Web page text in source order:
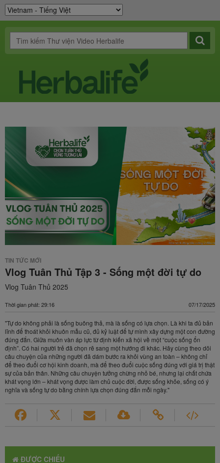
TIN TỨC MỚI
Vlog Tuân Thủ Tập 3 - Sống một đời tự do
Vlog Tuân Thủ 2025
Thời gian phát: 29:16 07/17/2025
"Tự do không phải là sống buông thả, mà là sống có lựa chọn. Là khi ta đủ bản
lĩnh để thoát khỏi khuôn mẫu cũ, đủ kỷ luật để tự mình xây dựng một con đường
đúng đắn. Giữa muôn vàn áp lực từ định kiến xã hội về một “cuộc sống ổn
định”. Có hai người trẻ đã chọn rẽ sang một hướng đi khác. Hãy cùng theo dõi
câu chuyện của những người đã dám bước ra khỏi vùng an toàn – không chỉ
để theo đuổi cơ hội kinh doanh, mà để theo đuổi cuộc sống đúng với giá trị thật
sự của bản thân. Những câu chuyện tưởng chừng nhỏ bé, nhưng lại chất chứa
khát vọng lớn – khát vọng được làm chủ cuộc đời, được sống khỏe, sống có ý
nghĩa và sống tự do bằng chính lựa chọn đúng đắn mỗi ngày."
ĐƯỢC CHIẾU